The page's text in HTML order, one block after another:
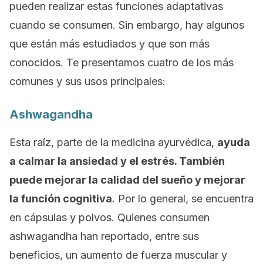
pueden realizar estas funciones adaptativas
cuando se consumen. Sin embargo, hay algunos
que están más estudiados y que son más
conocidos. Te presentamos cuatro de los más
comunes y sus usos principales:
Ashwagandha
Esta raíz, parte de la medicina ayurvédica, ayuda
a calmar la ansiedad y el estrés. También
puede mejorar la calidad del sueño y mejorar
la función cognitiva. Por lo general, se encuentra
en cápsulas y polvos. Quienes consumen
ashwagandha han reportado, entre sus
beneficios, un aumento de fuerza muscular y